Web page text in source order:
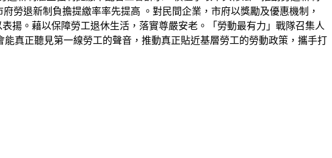
勞退新制負擔提繳率率先提高 。對民間企業，市府以獎勵及優惠機制，
揚。藉以保障勞工退休生活，落實尊嚴安老。「勞動最有力」戰隊召集人
真正聽見第一線勞工的聲音，推動真正貼近基層勞工的勞動政策，攜手打